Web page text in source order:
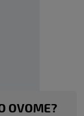
OVOME?